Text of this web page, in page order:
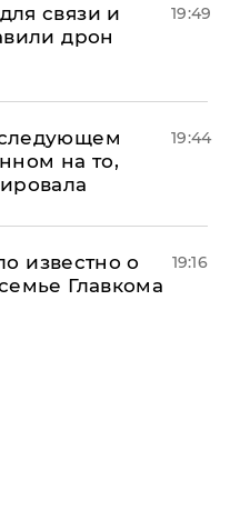
связи и
дрон
19:49
на то,
19:44
известно о
Главкома
19:16